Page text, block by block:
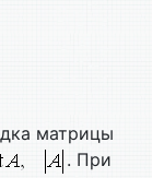
матрицы
. При